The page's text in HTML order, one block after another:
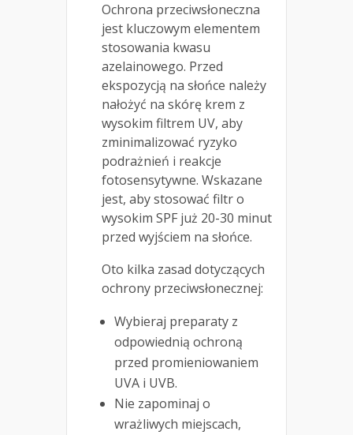
Ochrona przeciwsłoneczna
jest kluczowym elementem
stosowania kwasu
azelainowego. Przed
ekspozycją na słońce należy
nałożyć na skórę krem z
wysokim filtrem UV, aby
zminimalizować ryzyko
podrażnień i reakcje
fotosensytywne. Wskazane
jest, aby stosować filtr o
wysokim SPF już 20-30 minut
przed wyjściem na słońce.
Oto kilka zasad dotyczących
ochrony przeciwsłonecznej:
Wybieraj preparaty z
odpowiednią ochroną
przed promieniowaniem
UVA i UVB.
Nie zapominaj o
wrażliwych miejscach,